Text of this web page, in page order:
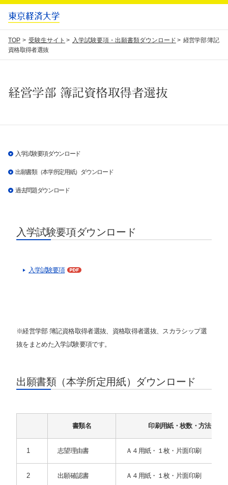
サイト内検索
TOP 受験生サイト 入学試験要項・出願書類ダウンロード
経営学部 簿記
資格取得者選抜
経営学部 簿記資格取得者選抜
入学試験要項ダウンロード
出願書類（本学所定用紙）ダウンロード
過去問題ダウンロード
入学試験要項ダウンロード
入学試験要項
※経営学部 簿記資格取得者選抜、資格取得者選抜、スカラシップ選
抜をまとめた入学試験要項です。
出願書類（本学所定用紙）ダウンロード
書類名 印刷用紙・枚数・方法
1 志望理由書 Ａ４用紙・１枚・片面印刷
2 出願確認書 Ａ４用紙・１枚・片面印刷